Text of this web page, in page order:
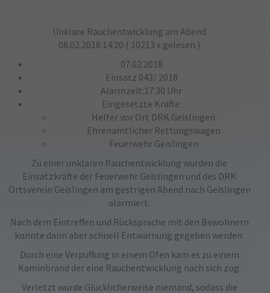
Unklare Rauchentwicklung am Abend
08.02.2018 14:20 ( 10213 x gelesen )
07.02.2018
Einsatz 043/ 2018
Alarmzeit:17:30 Uhr
Eingesetzte Kräfte:
Helfer vor Ort DRK Geislingen
Ehrenamtlicher Rettungswagen
Feuerwehr Geislingen
Zu einer unklaren Rauchentwicklung wurden die
Einsatzkräfte der Feuerwehr Geislingen und des DRK
Ortsverein Geislingen am gestrigen Abend nach Geislingen
alarmiert.
Nach dem Eintreffen und Rücksprache mit den Bewohnern
konnte dann aber schnell Entwarnung gegeben werden.
Durch eine Verpuffung in einem Ofen kam es zu einem
Kaminbrand der eine Rauchentwicklung nach sich zog.
Verletzt wurde Glücklicherweise niemand, sodass die